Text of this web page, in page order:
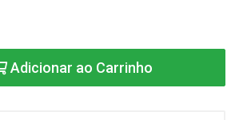
Adicionar ao Carrinho